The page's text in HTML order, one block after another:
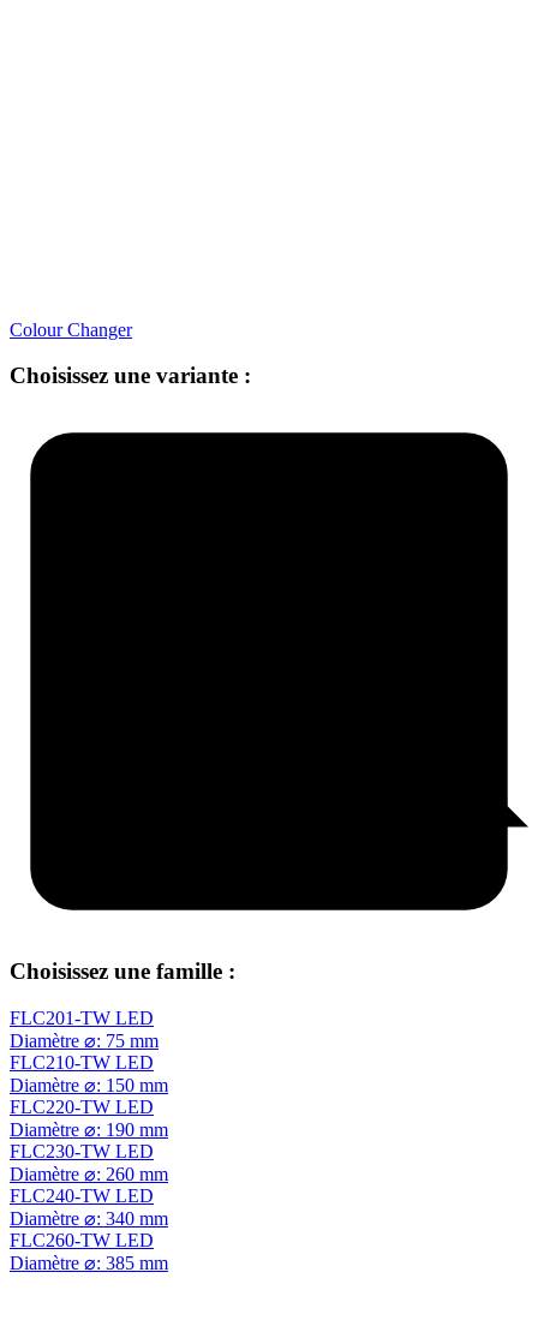
Colour Changer
Choisissez une variante :
Choisissez une famille :
FLC201-TW LED
Diamètre ⌀: 75 mm
FLC210-TW LED
Diamètre ⌀: 150 mm
FLC220-TW LED
Diamètre ⌀: 190 mm
FLC230-TW LED
Diamètre ⌀: 260 mm
FLC240-TW LED
Diamètre ⌀: 340 mm
FLC260-TW LED
Diamètre ⌀: 385 mm